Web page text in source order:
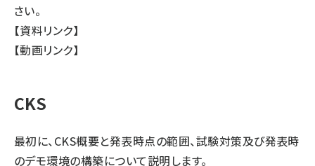
さい。
【資料リンク】
【動画リンク】
CKS
最初に、CKS概要と発表時点の範囲、試験対策及び発表時
のデモ環境の構築について説明します。